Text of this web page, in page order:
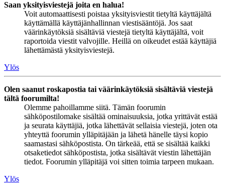
Saan yksityisviestejä joita en halua!
Voit automaattisesti poistaa yksityisviestit tietyltä käyttäjältä
käyttämällä käyttäjänhallinnan viestisääntöjä. Jos saat
väärinkäytöksiä sisältäviä viestejä tietyltä käyttäjältä, voit
raportoida viestit valvojille. Heillä on oikeudet estää käyttäjiä
lähettämästä yksityisviestejä.
Ylös
Olen saanut roskapostia tai väärinkäytöksiä sisältäviä viestejä
tältä foorumilta!
Olemme pahoillamme siitä. Tämän foorumin
sähköpostilomake sisältää ominaisuuksia, jotka yrittävät estää
ja seurata käyttäjiä, jotka lähettävät sellaisia viestejä, joten ota
yhteyttä foorumin ylläpitäjään ja lähetä hänelle täysi kopio
saamastasi sähköpostista. On tärkeää, että se sisältää kaikki
otsaketiedot sähköpostista, jotka sisältävät viestin lähettäjän
tiedot. Foorumin ylläpitäjä voi sitten toimia tarpeen mukaan.
Ylös